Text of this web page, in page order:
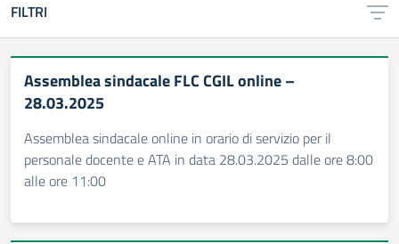
FILTRI
Assemblea sindacale FLC CGIL online –
28.03.2025
Assemblea sindacale online in orario di servizio per il
personale docente e ATA in data 28.03.2025 dalle ore 8:00
alle ore 11:00